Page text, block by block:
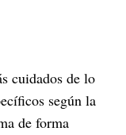
cuidados de lo
según la
de forma